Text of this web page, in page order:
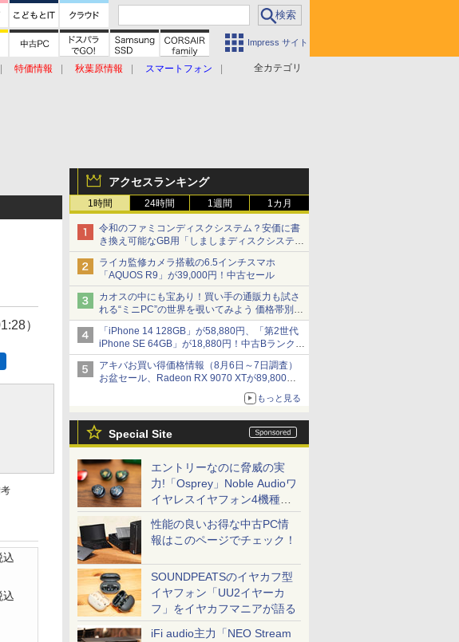
Impress サイト
全カテゴリ
特価情報 秋葉原情報
スマートフォン
アクセスランキング
1時間 24時間 1週間 1カ月
令和のファミコンディスクシステム？安価に書
き換え可能なGB用「しましまディスクシステ
ム」
ライカ監修カメラ搭載の6.5インチスマホ
「AQUOS R9」が39,000円！中古セール
カオスの中にも宝あり！買い手の通販力も試さ
れる“ミニPC”の世界を覗いてみよう 価格帯別に
仕様や特徴を整理、11製品をピックアップ text
by 石川 ひさよし
「iPhone 14 128GB」が58,880円、「第2世代
iPhone SE 64GB」が18,880円！中古Bランク品
セール
アキバお買い得価格情報（8月6日～7日調査）
お盆セール、Radeon RX 9070 XTが89,800
円、水平周波数24.8kHz対応の17型モニターが
9,801円、暑さ指数連動セール ほか
もっと見る
Special Site
エントリーなのに脅威の実
力!「Osprey」Noble Audioワ
イヤレスイヤフォン4機種を
一気に聴く
性能の良いお得な中古PC情
報はこのページでチェック！
SOUNDPEATSのイヤカフ型
イヤフォン「UU2イヤーカ
フ」をイヤカフマニアが語る
iFi audio主力「NEO Stream
）
込
込